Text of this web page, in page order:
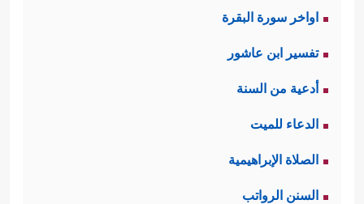
اواخر سورة البقرة
تفسير ابن عاشور
أدعية من السنة
الدعاء للميت
الصلاة الإبراهيمية
السنن الرواتب